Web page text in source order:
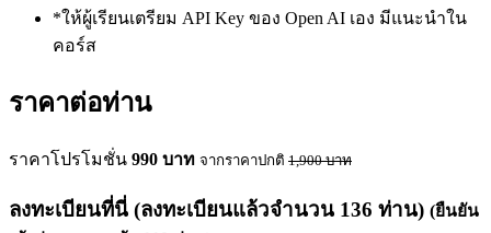
*ให้ผู้เรียนเตรียม API Key ของ Open AI เอง มีแนะนำใน
คอร์ส
ราคาต่อท่าน
ราคาโปรโมชั่น 990 บาท จากราคาปกติ 1,900บาท
ลงทะเบียนที่นี่ (ลงทะเบียนแล้วจำนวน 136 ท่าน) (ยืนยัน